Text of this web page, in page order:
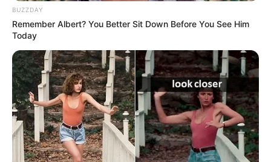
BUZZDAY
Remember Albert? You Better Sit Down Before You See Him
Today